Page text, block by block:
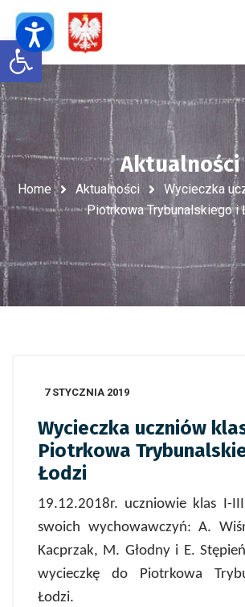
Open toolbar
Aktualności
Home Aktualności
Wycieczka
Piotrkowa Trybunalskiego i
7 STYCZNIA 2019
Wycieczka uczniów
Piotrkowa
Łodzi
19.12.2018r. uczniowie klas I-
swoich wychowawczyń: A.
Kacprzak, M. Głodny i E.
wycieczkę do Piotrkowa
Łodzi.